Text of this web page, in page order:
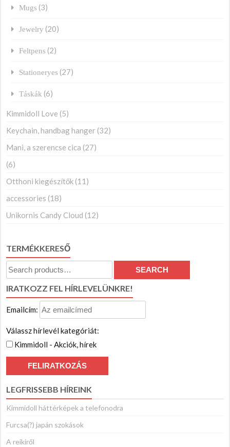
Mugs (3)
Jewelry (20)
Feltpens (2)
Stationeryes (27)
Táskák (6)
Kimmidoll Love (5)
Keychain, handbag hanger (32)
Mani, a szerencse cica (27)
(6)
Otthoni kiegészítők (11)
accessories (18)
Unikornis Candy Cloud (12)
TERMÉKKERESŐ
Search
for:
SEARCH
IRATKOZZ FEL HÍRLEVELÜNKRE!
Emailcím:
Válassz hírlevél kategóriát:
Kimmidoll - Akciók, hírek
LEGFRISSEBB HÍREINK
Kimmidoll háttérképek a telefonodra
Furcsa(?) japán szokások
A reikiről